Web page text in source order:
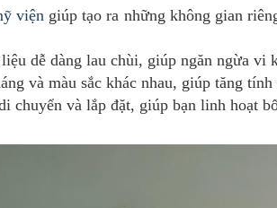
viện giúp tạo ra những không gian
dễ dàng lau chùi, giúp ngăn ngừa vi
và màu sắc khác nhau, giúp tăng
chuyển và lắp đặt, giúp bạn linh hoạt